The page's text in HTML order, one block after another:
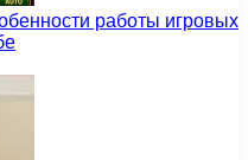
работы игровых